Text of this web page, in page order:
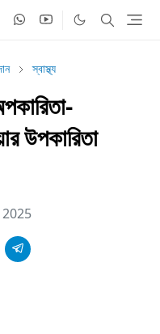
স্বাস্থ্য
উপকারিতা